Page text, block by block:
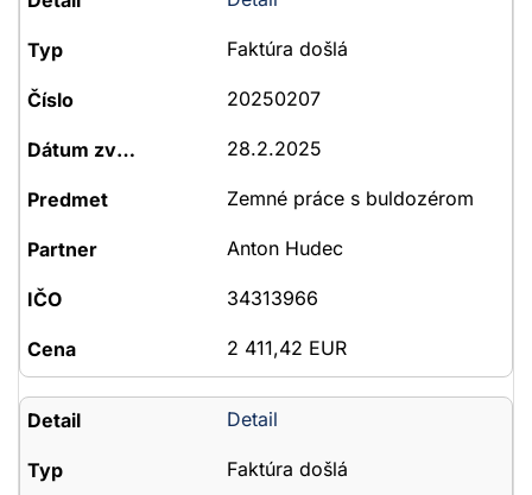
Faktúra došlá
20250207
28.2.2025
Zemné práce s buldozérom
Anton Hudec
34313966
2 411,42 EUR
Detail
Faktúra došlá